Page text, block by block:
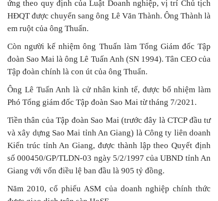
ứng theo quy định của Luật Doanh nghiệp, vị trí Chủ tịch
HĐQT được chuyển sang ông Lê Văn Thành. Ông Thành là
em ruột của ông Thuấn.
Còn người kế nhiệm ông Thuấn làm Tổng Giám đốc Tập
đoàn Sao Mai là ông Lê Tuấn Anh (SN 1994). Tân CEO của
Tập đoàn chính là con út của ông Thuấn.
Ông Lê Tuấn Anh là cử nhân kinh tế, được bổ nhiệm làm
Phó Tổng giám đốc Tập đoàn Sao Mai từ tháng 7/2021.
Tiền thân của Tập đoàn Sao Mai (trước đây là CTCP đầu tư
và xây dựng Sao Mai tỉnh An Giang) là Công ty liên doanh
Kiến trúc tỉnh An Giang, được thành lập theo Quyết định
số 000450/GP/TLDN-03 ngày 5/2/1997 của UBND tỉnh An
Giang với vốn điều lệ ban đầu là 905 tỷ đồng.
Năm 2010, cổ phiếu ASM của doanh nghiệp chính thức